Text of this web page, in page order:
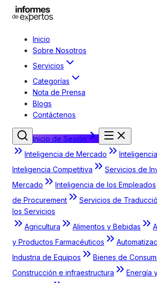
Inicio
Sobre Nosotros
Servicios
Categorías
Nota de Prensa
Blogs
Contáctenos
Inicio de Sesión
Inteligencia de Mercado
Inteligencia Competitiva
Servicios de
Mercado
Inteligencia de los Empleados
de Procurement
Servicios de
los Servicios
Agricultura
Alimentos y Bebidas
y Productos Farmacéuticos
Industria de Equipos
Bienes de
Construcción e infraestructura
Energía